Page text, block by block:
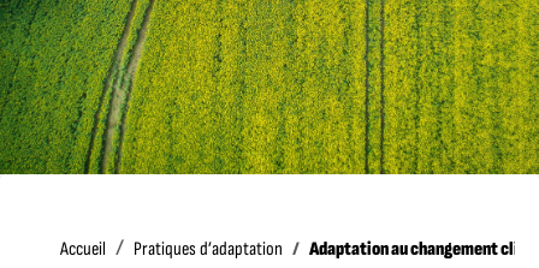
Accueil AccueilPratiques d’adaptation Adaptation au changement